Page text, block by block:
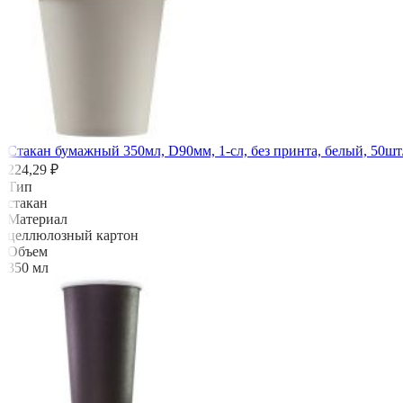
Стакан бумажный 350мл, D90мм, 1-сл, без принта, белый,
224,29 ₽
Тип
стакан
Материал
целлюлозный картон
Объем
350 мл